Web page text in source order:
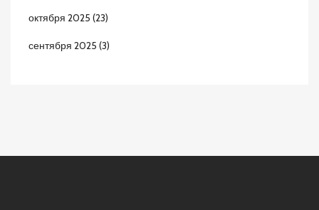
октября 2025 (23)
сентября 2025 (3)